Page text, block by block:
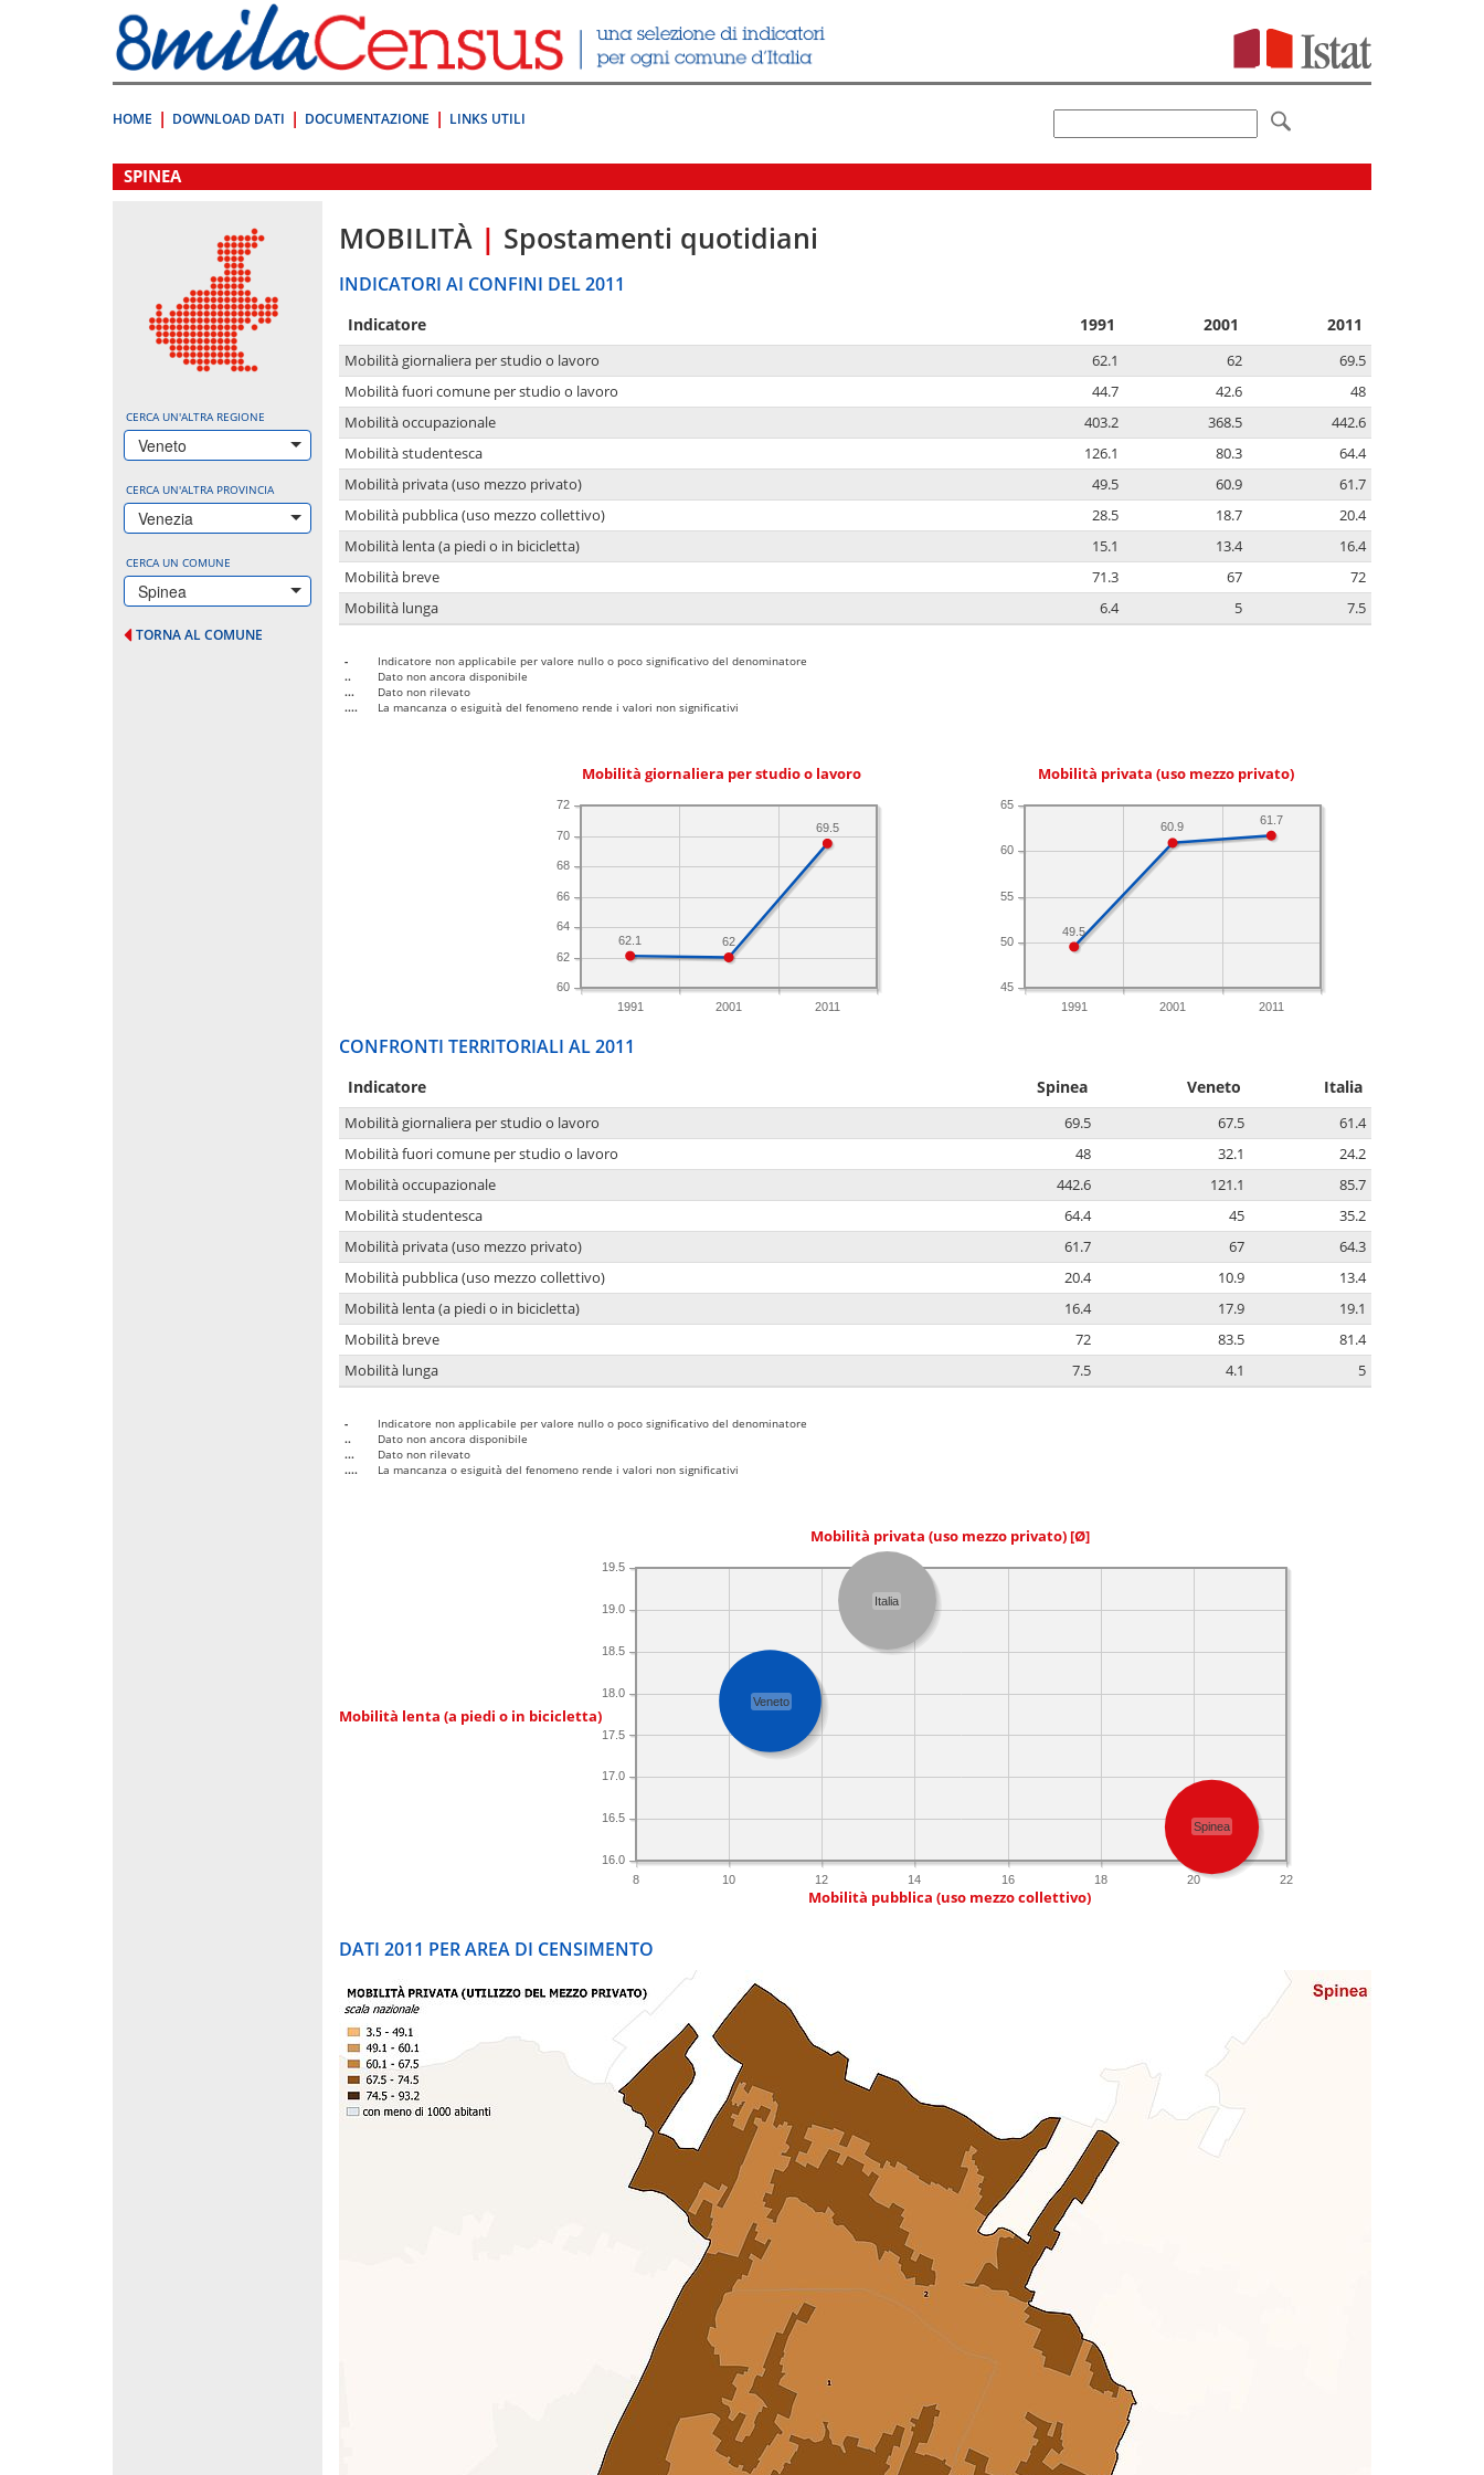
direttamente
a:
Contenuto
HOME DOWNLOAD DATI DOCUMENTAZIONE LINKS UTILI
.
SPINEA
CERCA UN'ALTRA REGIONE
Veneto
CERCA UN'ALTRA PROVINCIA
Venezia
CERCA UN COMUNE
Spinea
TORNA AL COMUNE
MOBILITÀ | Spostamenti quotidiani
INDICATORI AI CONFINI DEL 2011
Indicatore 1991 2001 2011
Mobilità giornaliera per studio o lavoro 62.1 62
69.5
Mobilità fuori comune per studio o lavoro
44.7 42.6
48
Mobilità occupazionale
403.2 368.5
442.6
Mobilità studentesca
126.1 80.3
64.4
Mobilità privata (uso mezzo privato)
49.5 60.9
61.7
Mobilità pubblica (uso mezzo collettivo)
28.5 18.7
20.4
Mobilità lenta (a piedi o in bicicletta)
15.1 13.4
16.4
Mobilità breve
71.3 67
72
Mobilità lunga
6.4 5 7.5
-
Indicatore non applicabile per valore nullo o poco significativo del denominatore
..
Dato non ancora disponibile
...
Dato non rilevato
....
La mancanza o esiguità del fenomeno rende i valori non significativi
Mobilità giornaliera per studio o lavoro
1991 2001 2011
60
62
64
66
68
70
72
69.5
62
62.1
Mobilità privata (uso mezzo privato)
1991 2001 2011
45
50
55
60
65
61.7
60.9
49.5
CONFRONTI TERRITORIALI AL 2011
Indicatore Spinea Veneto Italia
Mobilità giornaliera per studio o lavoro 69.5 67.5
61.4
Mobilità fuori comune per studio o lavoro
48 32.1
24.2
Mobilità occupazionale
442.6 121.1
85.7
Mobilità studentesca
64.4 45
35.2
Mobilità privata (uso mezzo privato)
61.7 67
64.3
Mobilità pubblica (uso mezzo collettivo)
20.4 10.9
13.4
Mobilità lenta (a piedi o in bicicletta)
16.4 17.9
19.1
Mobilità breve
72 83.5
81.4
Mobilità lunga
7.5 4.1 5
-
Indicatore non applicabile per valore nullo o poco significativo del denominatore
..
Dato non ancora disponibile
...
Dato non rilevato
....
La mancanza o esiguità del fenomeno rende i valori non significativi
Mobilità privata (uso mezzo privato) [Ø]
Mobilità lenta (a piedi o in bicicletta)
8 10 12 14 16 18 20 22
16.0
16.5
17.0
17.5
18.0
18.5
19.0
19.5
Veneto
Italia
Spinea
Mobilità pubblica (uso mezzo collettivo)
DATI 2011 PER AREA DI CENSIMENTO